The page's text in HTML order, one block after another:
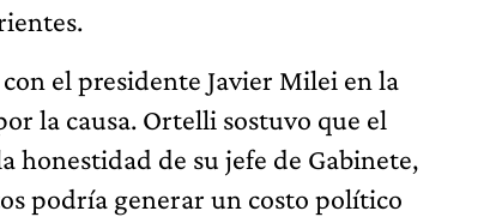
el presidente Javier Milei en la
la causa. Ortelli sostuvo que el
honestidad de su jefe de Gabinete,
podría generar un costo político